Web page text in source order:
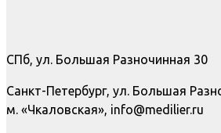
СПб, ул. Большая Разночинная 30
Санкт-Петербург, ул. Большая
м. «Чкаловская», info@medilier.ru